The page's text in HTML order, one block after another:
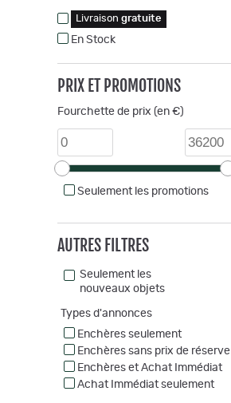
Livraison gratuite
En Stock
PRIX ET PROMOTIONS
Fourchette de prix (en €)
Seulement les promotions
AUTRES FILTRES
Seulement les
nouveaux objets
Types d'annonces
Enchères seulement
Enchères sans prix de réserve
Enchères et Achat Immédiat
Achat Immédiat seulement